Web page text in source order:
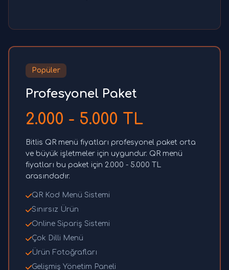
Popüler
Profesyonel Paket
2.000 - 5.000 TL
Bitlis QR menü fiyatları profesyonel paket orta
ve büyük işletmeler için uygundur. QR menü
fiyatları bu paket için 2.000 - 5.000 TL
arasındadır.
QR Kod Menü Sistemi
Sınırsız Ürün
Online Sipariş Sistemi
Çok Dilli Menü
Ürün Fotoğrafları
Gelişmiş Yönetim Paneli